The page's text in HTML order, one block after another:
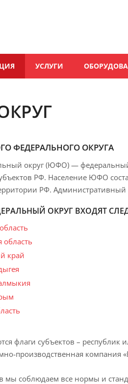
УСЛУГИ
ФЕДЕРАЛЬНОГО ОКРУГА
округ (ЮФО) — федеральный
РФ. Население ЮФО
РФ.
ОКРУГ ВХОДЯТ
область
край
флаги субъектов –
производственная
мы соблюдаем все нормы и